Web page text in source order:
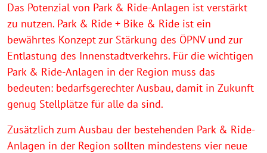
Das Potenzial von Park & Ride-Anlagen ist verstärkt
zu nutzen. Park & Ride + Bike & Ride ist ein
bewährtes Konzept zur Stärkung des ÖPNV und zur
Entlastung des Innenstadtverkehrs. Für die wichtigen
Park & Ride-Anlagen in der Region muss das
bedeuten: bedarfsgerechter Ausbau, damit in Zukunft
genug Stellplätze für alle da sind.
Zusätzlich zum Ausbau der bestehenden Park & Ride-
Anlagen in der Region sollten mindestens vier neue